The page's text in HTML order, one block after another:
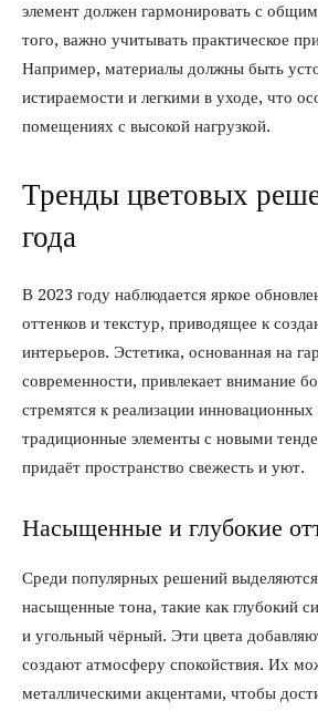
элемент должен гармонировать с
того, важно учитывать практическое
Например, материалы должны быть
истираемости и легкими в уходе, что
помещениях с высокой нагрузкой.
Тренды цветовых
года
В 2023 году наблюдается яркое
оттенков и текстур, приводящее к
интерьеров. Эстетика, основанная на
современности, привлекает внимание
стремятся к реализации инновационных
традиционные элементы с новыми
придаёт пространство свежесть и уют.
Насыщенные и глубокие
Среди популярных решений
насыщенные тона, такие как глубокий
и угольный чёрный. Эти цвета
создают атмосферу спокойствия. Их
металлическими акцентами, чтобы